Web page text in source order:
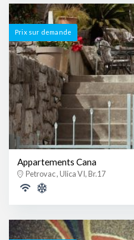
Prix ​​sur demande
Appartements Cana
Petrovac , Ulica VI, Br.17